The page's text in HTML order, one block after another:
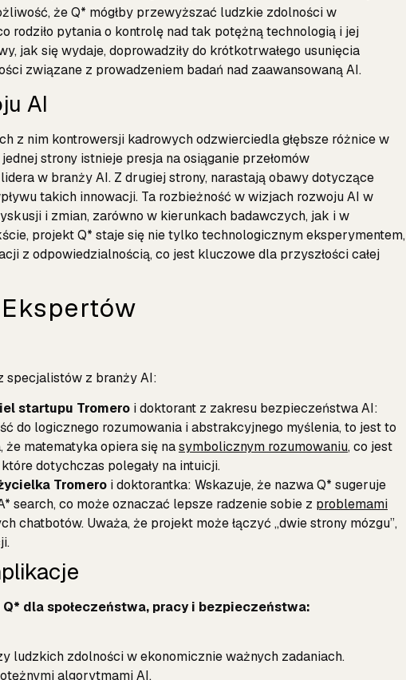
że Q* mógłby przewyższać ludzkie zdolności w
rodziło pytania o kontrolę nad tak potężną technologią i jej
jak się wydaje, doprowadziły do krótkotrwałego usunięcia
związane z prowadzeniem badań nad zaawansowaną AI.
AI
z nim kontrowersji kadrowych odzwierciedla głębsze różnice w
strony istnieje presja na osiąganie przełomów
w branży AI. Z drugiej strony, narastają obawy dotyczące
takich innowacji. Ta rozbieżność w wizjach rozwoju AI w
i zmian, zarówno w kierunkach badawczych, jak i w
projekt Q* staje się nie tylko technologicznym eksperymentem,
z odpowiedzialnością, co jest kluczowe dla przyszłości całej
specjalistów z branży AI:
startupu Tromero i doktorant z zakresu bezpieczeństwa AI:
do logicznego rozumowania i abstrakcyjnego myślenia, to jest to
matematyka opiera się nasymbolicznym rozumowaniu, co jest
dotychczas polegały na intuicji.
Tromero i doktorantka: Wskazuje, że nazwa Q* sugeruje
search, co może oznaczać lepsze radzenie sobie z problemami
chatbotów. Uważa, że projekt może łączyć „dwie strony mózgu”,
dla społeczeństwa, pracy i bezpieczeństwa:
ludzkich zdolności w ekonomicznie ważnych zadaniach.
algorytmami AI.